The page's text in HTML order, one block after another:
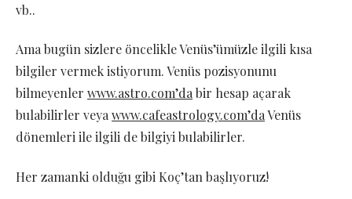
vb..
Ama bugün sizlere öncelikle Venüs’ümüzle ilgili kısa
bilgiler vermek istiyorum. Venüs pozisyonunu
bilmeyenler www.astro.com’da bir hesap açarak
bulabilirler veya www.cafeastrology.com’daVenüs
dönemleri ile ilgili de bilgiyi bulabilirler.
Her zamanki olduğu gibi Koç’tan başlıyoruz!